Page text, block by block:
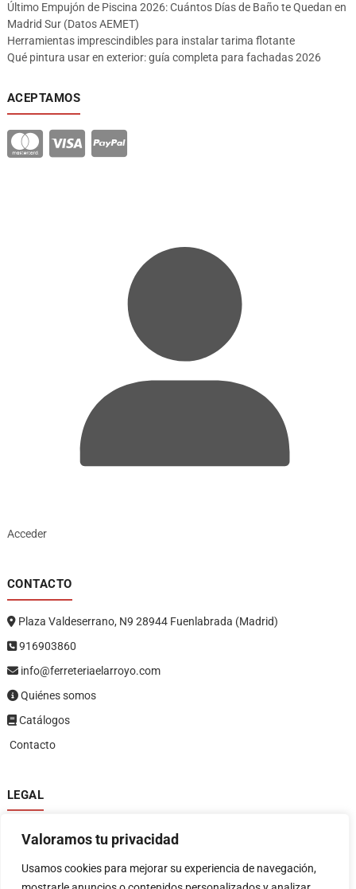
Valoramos tu privacidad
Usamos cookies para mejorar su experiencia de navegación,
Último Empujón de Piscina 2026: Cuántos Días de Baño te Quedan en
Madrid Sur (Datos AEMET)
Herramientas imprescindibles para instalar tarima flotante
Qué pintura usar en exterior: guía completa para fachadas 2026
ACEPTAMOS
Acceder
CONTACTO
Plaza Valdeserrano, N9 28944 Fuenlabrada (Madrid)
916903860
info@ferreteriaelarroyo.com
Quiénes somos
Catálogos
Contacto
LEGAL
Política de privacidad
Política de devoluciones y reembolsos
Términos y condiciones